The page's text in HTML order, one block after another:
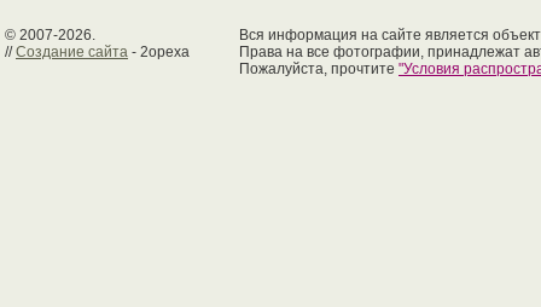
© 2007-2026.
//Создание сайта - 2opexa
Вся информация на сайте является
Права на все фотографии, принадлежат
Пожалуйста, прочтите "Условия